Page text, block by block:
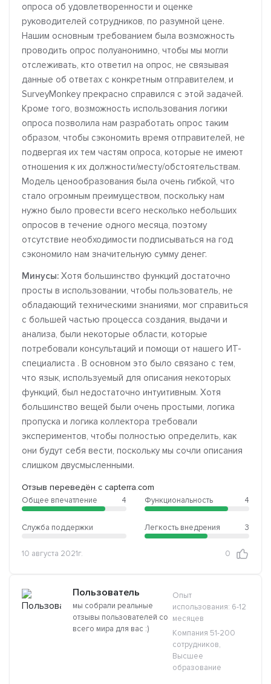
опроса об удовлетворенности и оценке
руководителей сотрудников, по разумной цене.
Нашим основным требованием была возможность
проводить опрос полуанонимно, чтобы мы могли
отслеживать, кто ответил на опрос, не связывая
данные об ответах с конкретным отправителем, и
SurveyMonkey прекрасно справился с этой задачей.
Кроме того, возможность использования логики
опроса позволила нам разработать опрос таким
образом, чтобы сэкономить время отправителей, не
подвергая их тем частям опроса, которые не имеют
отношения к их должности/месту/обстоятельствам.
Модель ценообразования была очень гибкой, что
стало огромным преимуществом, поскольку нам
нужно было провести всего несколько небольших
опросов в течение одного месяца, поэтому
отсутствие необходимости подписываться на год
сэкономило нам значительную сумму денег.
Минусы: Хотя большинство функций достаточно
просты в использовании, чтобы пользователь, не
обладающий техническими знаниями, мог справиться
с большей частью процесса создания, выдачи и
анализа, были некоторые области, которые
потребовали консультаций и помощи от нашего ИТ-
специалиста . В основном это было связано с тем,
что язык, используемый для описания некоторых
функций, был недостаточно интуитивным. Хотя
большинство вещей были очень простыми, логика
пропуска и логика коллектора требовали
экспериментов, чтобы полностью определить, как
они будут себя вести, поскольку мы сочли описания
слишком двусмысленными.
Отзыв переведён с capterra.com
Общее впечатление 4
Служба поддержки
Функциональность 4
Легкость внедрения 3
10 августа 2021г. 0
Пользователь
мы собрали реальные
отзывы пользователей со
всего мира для вас :)
Опыт
использования: 6-12
месяцев
Компания 51-200
сотрудников,
Высшее
образование